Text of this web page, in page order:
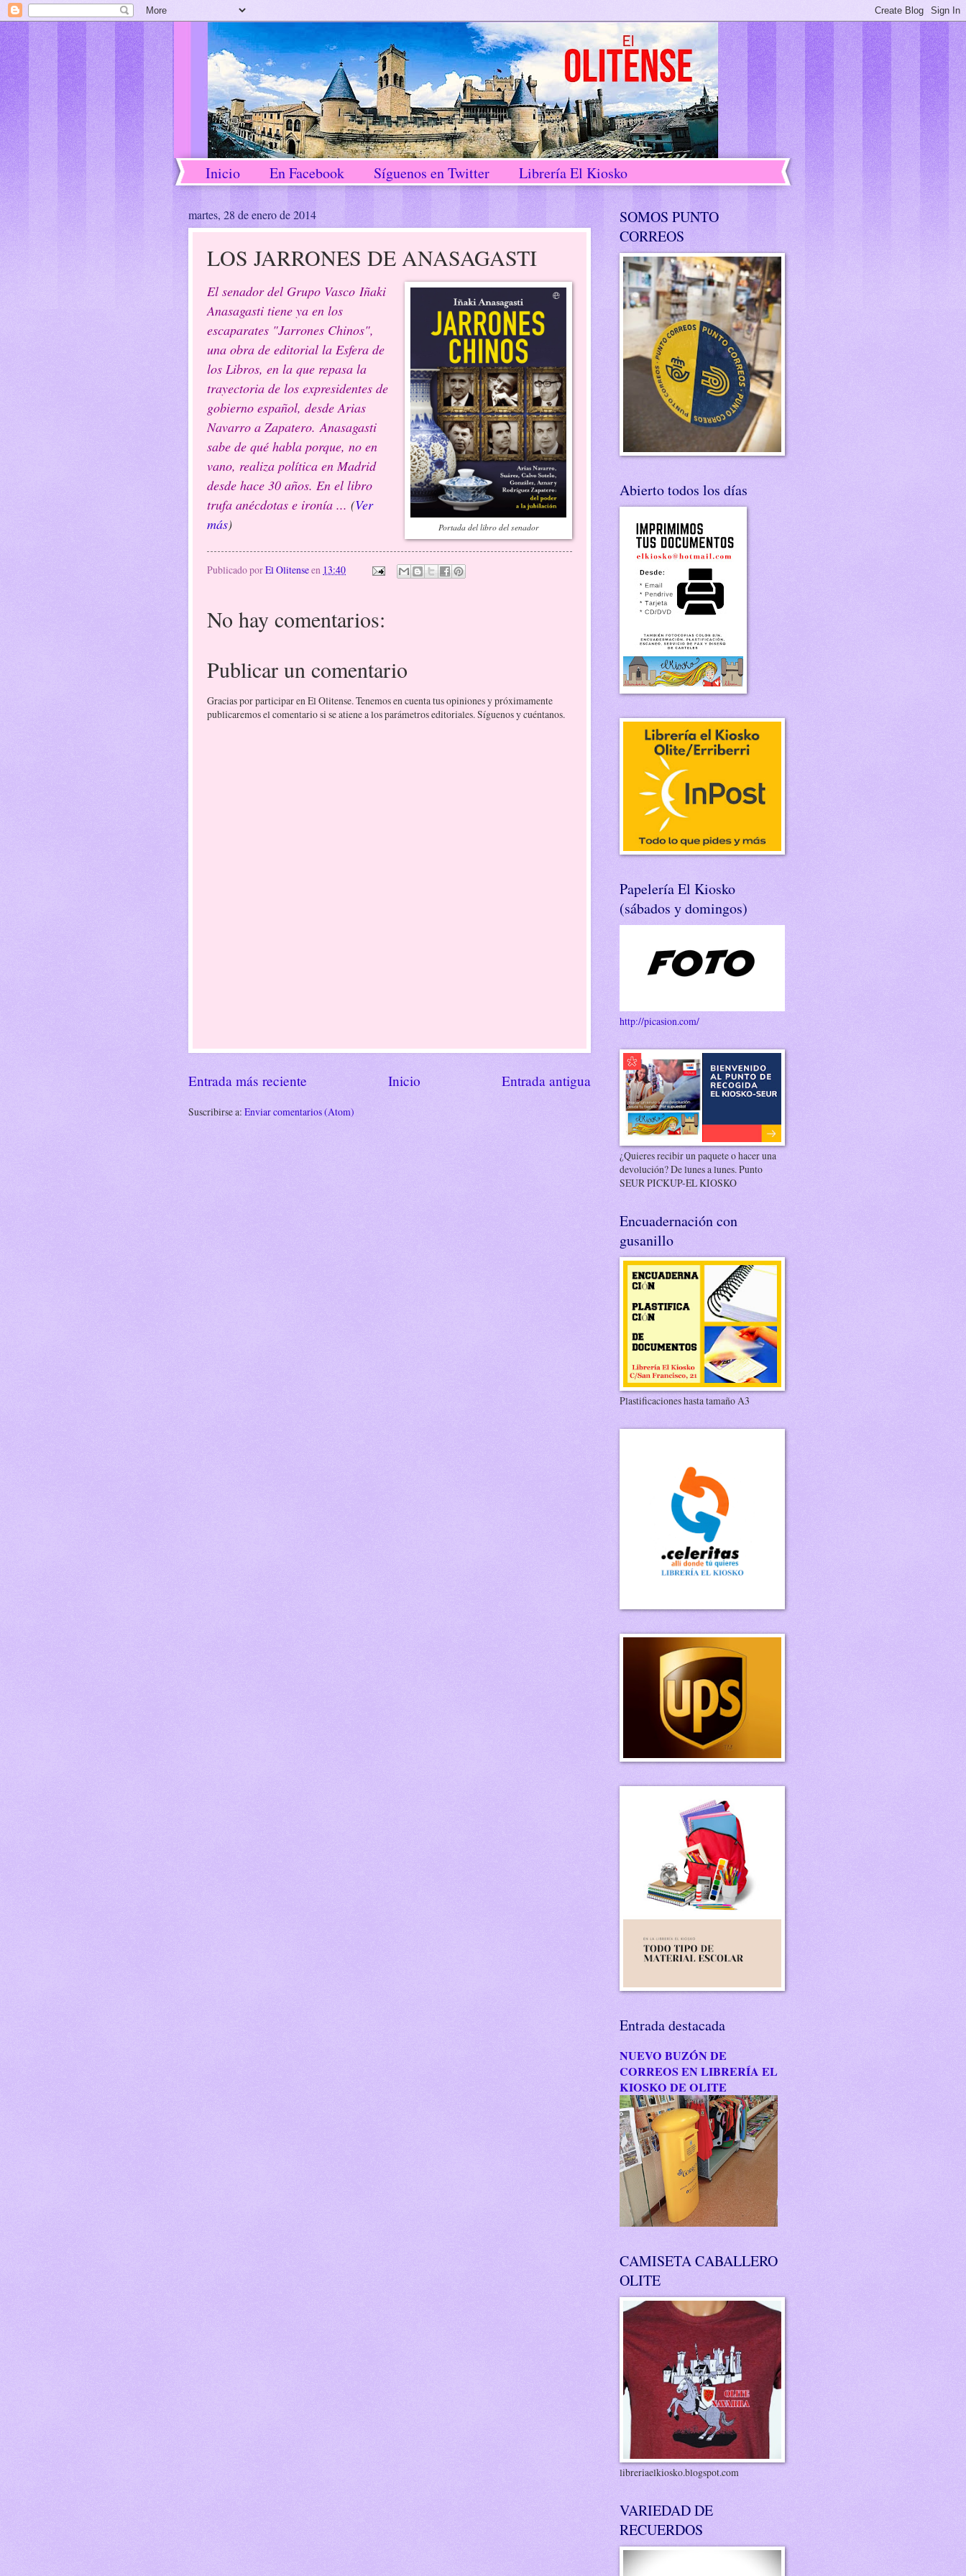
Inicio En Facebook Síguenos en Twitter Librería El Kiosko
martes, 28 de enero de 2014
LOS JARRONES DE ANASAGASTI
Portada del libro del senador
El senador del Grupo Vasco Iñaki
Anasagasti tiene ya en los
escaparates "Jarrones Chinos",
una obra de editorial la Esfera de
los Libros, en la que repasa la
trayectoria de los expresidentes de
gobierno español, desde Arias
Navarro a Zapatero. Anasagasti
sabe de qué habla porque, no en
vano, realiza política en Madrid
desde hace 30 años. En el libro
trufa anécdotas e ironía ... (Ver
más)
Publicado porEl Olitenseen 13:40
No hay comentarios:
Publicar un comentario
Gracias por participar en El Olitense. Tenemos en cuenta tus opiniones y próximamente
publicaremos el comentario si se atiene a los parámetros editoriales. Síguenos y cuéntanos.
Entrada más reciente Entrada antigua
Inicio
Suscribirse a: Enviar comentarios (Atom)
SOMOS PUNTO
CORREOS
Abierto todos los días
Papelería El Kiosko
(sábados y domingos)
http://picasion.com/
¿Quieres recibir un paquete o hacer una
devolución? De lunes a lunes. Punto
SEUR PICKUP-EL KIOSKO
Encuadernación con
gusanillo
Plastificaciones hasta tamaño A3
Entrada destacada
NUEVO BUZÓN DE
CORREOS EN LIBRERÍA EL
KIOSKO DE OLITE
CAMISETA CABALLERO
OLITE
libreriaelkiosko.blogspot.com
VARIEDAD DE
RECUERDOS